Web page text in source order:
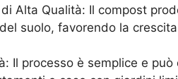
Alta Qualità: Il compost
suolo, favorendo la
Il processo è semplice e